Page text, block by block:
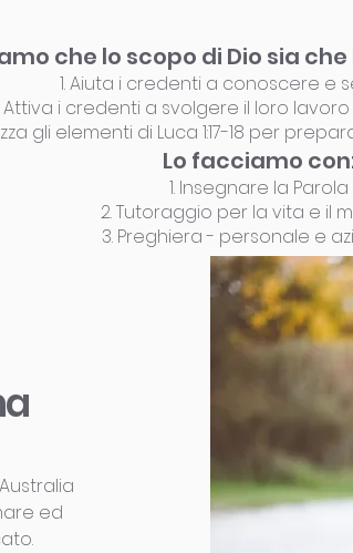
che lo scopo di Dio sia che
1. Aiuta i credenti a conoscere e
Attiva i credenti a svolgere il loro lavoro
gli elementi di Luca 1:17-18 per
Lo facciamo
1. Insegnare la Parola
2. Tutoraggio per la vita e il
3. Preghiera - personale e
ed